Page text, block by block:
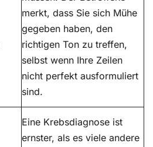
merkt, dass Sie sich Mühe
gegeben haben, den
richtigen Ton zu treffen,
selbst wenn Ihre Zeilen
nicht perfekt ausformuliert
sind.
Eine Krebsdiagnose ist
ernster, als es viele andere